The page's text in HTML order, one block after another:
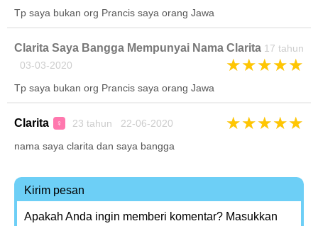
Tp saya bukan org Prancis saya orang Jawa
Clarita Saya Bangga Mempunyai Nama Clarita 17 tahun
03-03-2020
★★★★★
Tp saya bukan org Prancis saya orang Jawa
Clarita ♀ 23 tahun 22-06-2020 ★★★★★
nama saya clarita dan saya bangga
Kirim pesan
Apakah Anda ingin memberi komentar? Masukkan